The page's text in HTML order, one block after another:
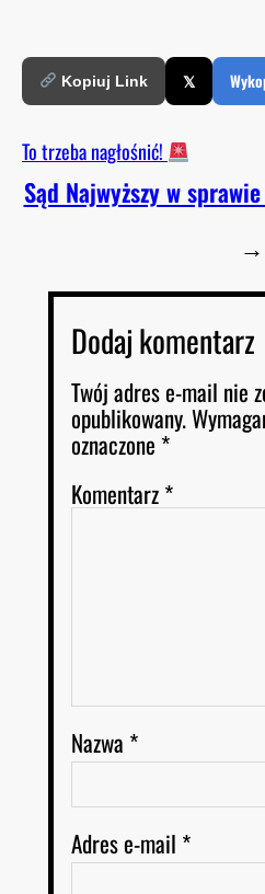
Kopiuj Link 𝕏
To trzeba nagłośnić!
Sąd Najwyższy w
→
Dodaj komentarz
Twój adres e-mail nie
opublikowany.
oznaczone *
Komentarz*
Nazwa *
Adres e-mail *